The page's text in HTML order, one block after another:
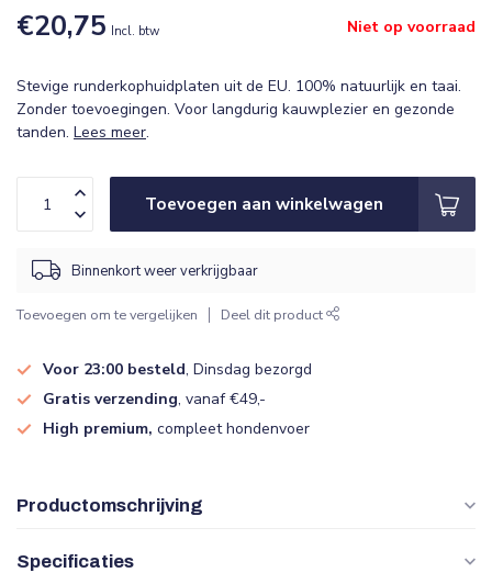
€20,75 Incl. btw Niet op voorraad
Stevige runderkophuidplaten uit de EU. 100% natuurlijk en taai.
Zonder toevoegingen. Voor langdurig kauwplezier en gezonde
tanden. Lees meer.
Toevoegen aan winkelwagen
Binnenkort weer verkrijgbaar
Toevoegen om te vergelijken Deel dit product
Voor 23:00 besteld, Dinsdag bezorgd
Gratis verzending, vanaf €49,-
High premium, compleet hondenvoer
Productomschrijving
Specificaties